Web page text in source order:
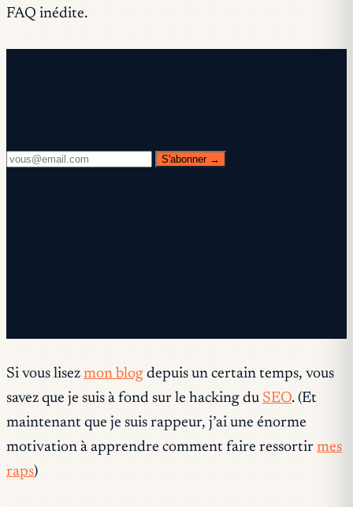
FAQ inédite.
S'abonner →
Si vous lisez mon blog depuis un certain temps, vous
savez que je suis à fond sur le hacking du SEO. (Et
maintenant que je suis rappeur, j’ai une énorme
motivation à apprendre comment faire ressortir mes
raps)